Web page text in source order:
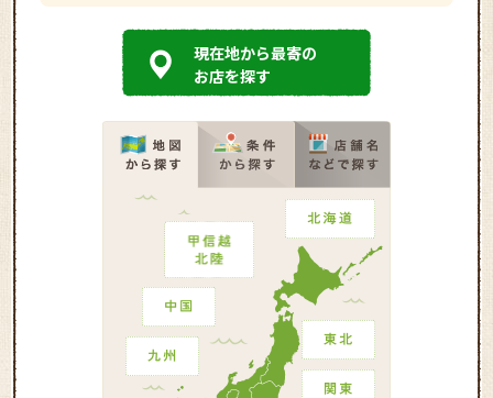
現在地から最寄の
お店を探す